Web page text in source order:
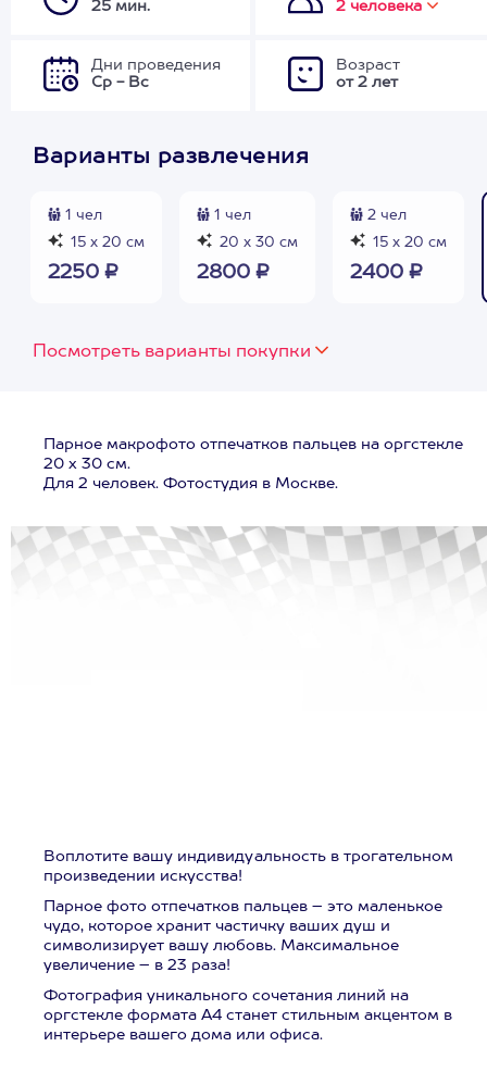
25 мин.
2 человека
Дни проведения
Ср - Вс
Возраст
от 2 лет
Варианты развлечения
1 чел
15 х 20 см
2250 ₽
1 чел
20 х 30 см
2800 ₽
2 чел
15 х 20 см
2400 ₽
Посмотреть варианты покупки
Парное макрофото отпечатков пальцев на оргстекле
20 х 30 см.
Для 2 человек. Фотостудия в Москве.
Воплотите вашу индивидуальность в трогательном
произведении искусства!
Парное фото отпечатков пальцев – это маленькое
чудо, которое хранит частичку ваших душ и
символизирует вашу любовь. Максимальное
увеличение – в 23 раза!
Фотография уникального сочетания линий на
оргстекле формата А4 станет стильным акцентом в
интерьере вашего дома или офиса.